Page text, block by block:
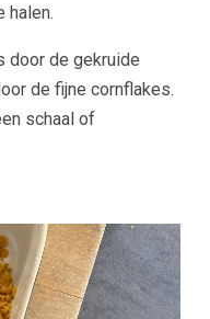
halen.
door de gekruide
de fijne cornflakes.
schaal of